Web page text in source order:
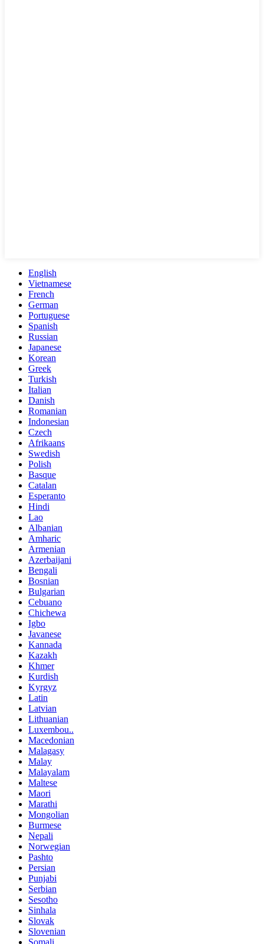
English
Vietnamese
French
German
Portuguese
Spanish
Russian
Japanese
Korean
Greek
Turkish
Italian
Danish
Romanian
Indonesian
Czech
Afrikaans
Swedish
Polish
Basque
Catalan
Esperanto
Hindi
Lao
Albanian
Amharic
Armenian
Azerbaijani
Bengali
Bosnian
Bulgarian
Cebuano
Chichewa
Igbo
Javanese
Kannada
Kazakh
Khmer
Kurdish
Kyrgyz
Latin
Latvian
Lithuanian
Luxembou..
Macedonian
Malagasy
Malay
Malayalam
Maltese
Maori
Marathi
Mongolian
Burmese
Nepali
Norwegian
Pashto
Persian
Punjabi
Serbian
Sesotho
Sinhala
Slovak
Slovenian